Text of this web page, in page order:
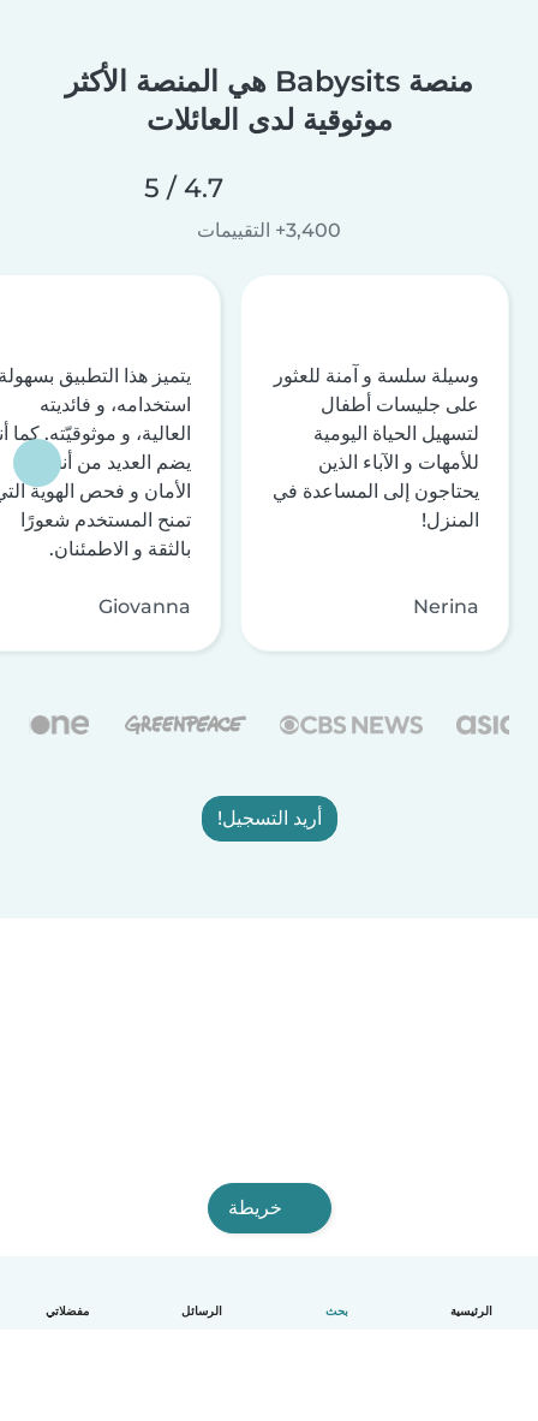
الرئيسية بحث الرسائل مفضلاتي
منصة Babysits هي المنصة الأكثر
موثوقية لدى العائلات
4.7 / 5
3,400+ التقييمات
وسيلة سلسة و آمنة للعثور
على جليسات أطفال
لتسهيل الحياة اليومية
للأمهات و الآباء الذين
يحتاجون إلى المساعدة في
المنزل!
Nerina
يتميز هذا التطبيق
استخدامه، و فائديته
العالية، و موثوقيّته. كما
يضم العديد من أنظمة
الأمان و فحص الهوية
تمنح المستخدم شعورًا
بالثقة و الاطمئنان.
Giovanna
أريد التسجيل!
خريطة